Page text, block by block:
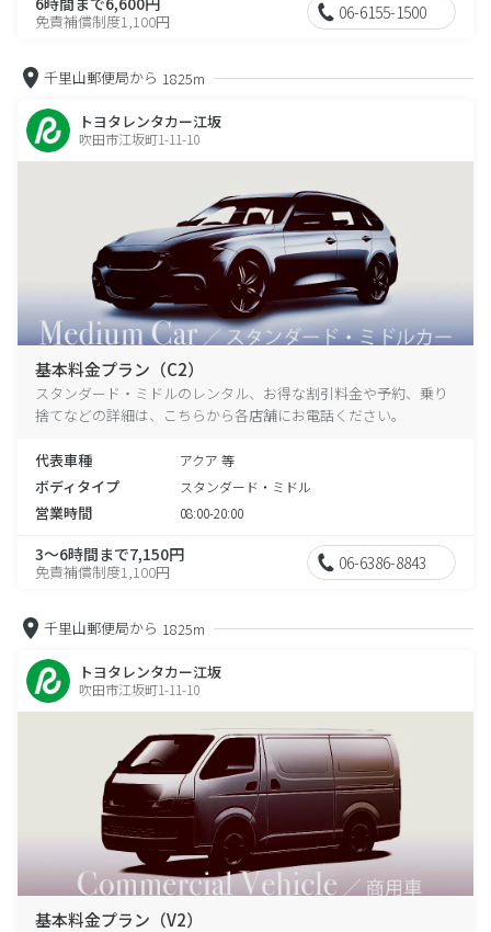
免責補償制度1,100円 06-6155-1500
千里山郵便局から 1825m
トヨタレンタカー江坂
吹田市江坂町1-11-10
基本料金プラン（C2）
スタンダード・ミドルのレンタル、お得な割引料金や予約、乗り
捨てなどの詳細は、こちらから各店舗にお電話ください。
代表車種 アクア 等
ボディタイプ スタンダード・ミドル
営業時間 08:00-20:00
3～6時間まで7,150円
免責補償制度1,100円 06-6386-8843
千里山郵便局から 1825m
トヨタレンタカー江坂
吹田市江坂町1-11-10
基本料金プラン（V2）